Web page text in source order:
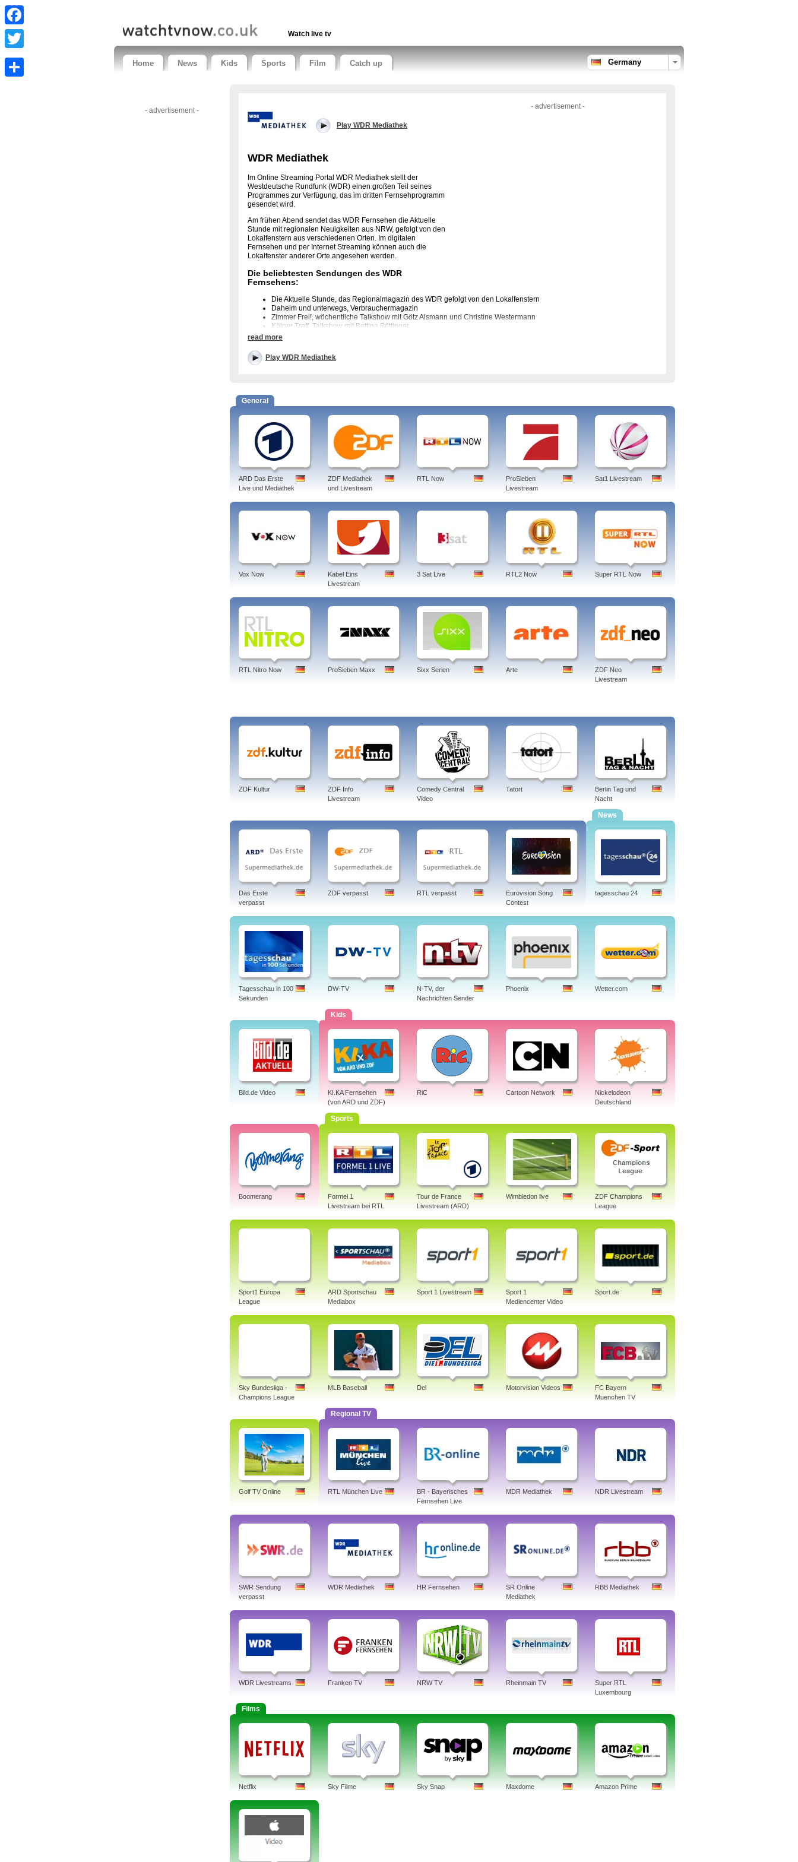
Facebook
Twitter
Watch live tv
Home News Kids Sports Film Catch up Germany
- advertisement - - advertisement -
Play WDR Mediathek
WDR Mediathek
Im Online Streaming Portal WDR Mediathek stellt der
Westdeutsche Rundfunk (WDR) einen großen Teil seines
Programmes zur Verfügung, das im dritten Fernsehprogramm
gesendet wird.
Am frühen Abend sendet das WDR Fernsehen die Aktuelle
Stunde mit regionalen Neuigkeiten aus NRW, gefolgt von den
Lokalfenstern aus verschiedenen Orten. Im digitalen
Fernsehen und per Internet Streaming können auch die
Lokalfenster anderer Orte angesehen werden.
Die beliebtesten Sendungen des WDR
Fernsehens:
Die Aktuelle Stunde, das Regionalmagazin des WDR gefolgt von den Lokalfenstern
Daheim und unterwegs, Verbrauchermagazin
Zimmer Frei!, wöchentliche Talkshow mit Götz Alsmann und Christine Westermann
Kölner Treff, Talkshow mit Bettina Böttinger
Tiere suchen ein Zuhause, Tiershow
Hier und Heute, regionale Reportagen aus NRW
Wir sind NRW, Dokumentarserie zu NRW Regionen
Das NRW Duell, Spielshow
Wunderschön, Reisesendung
Frühere Sendungen des WDR:
Die Fussbroichs, Schmidteinander, Bios Bahnhof, Rockpalast, Die Anrheiner, Die Hobbythek mit Jean Pütz
Weitere Sendungen des WDR:
Der WDR produziert zahlreiche Sendungen für die ARD, die im dritten Programm des WDR in Wiederholung gezeigt werden.
Beliebt ist auch das Ratgeber-Magazin Servicezeit mit vielen unterschiedlichen Themenschwerpunkten für Verbraucher und
Cosmo-TV, eine Sendung zum Thema Migration und Intergration.
Beliebt sind Doku-Soaps wie Die Anrheiner und die Fortsetzung Ein Fall für die Anrheiner, Die Fussbroichs und ihre türkische
WDR Fernsehen im Livestream - Regionales Fernsehen. Die aktuellen Nachrichten im Bild. Aktuelle Stunde, wdr aktuell,
Servicezeit.
Tags: wdr mediathek, lokalzeit, download, wunderschön, rebellcomedy, menschen hautnah, lokalzeit bonn, zimmer frei, tatort,
lokalzeit köln, domian
read more
Play WDR Mediathek
General
ARD Das Erste
Live und Mediathek
ZDF Mediathek
und Livestream
RTL Now
ProSieben
Livestream
Sat1 Livestream
Vox Now
Kabel Eins
Livestream
3 Sat Live RTL2 Now Super RTL Now
RTL Nitro Now ProSieben Maxx Sixx Serien Arte
ZDF Neo
Livestream
ZDF Kultur
ZDF Info
Livestream
Comedy Central
Video
Tatort
Berlin Tag und
Nacht
Das Erste
verpasst
ZDF verpasst RTL verpasst
Eurovision Song
Contest
News
tagesschau 24
Tagesschau in 100
Sekunden
DW-TV
N-TV, der
Nachrichten Sender
Phoenix Wetter.com
Bild.de Video
Kids
KI.KA Fernsehen
(von ARD und ZDF)
RiC Cartoon Network
Nickelodeon
Deutschland
Boomerang
Sports
Formel 1
Livestream bei RTL
Tour de France
Livestream (ARD)
Wimbledon live
ZDF Champions
League
Sport1 Europa
League
ARD Sportschau
Mediabox
Sport 1 Livestream
Sport 1
Mediencenter Video
Sport.de
Sky Bundesliga -
Champions League
MLB Baseball Del Motorvision Videos
FC Bayern
Muenchen TV
Golf TV Online
Regional TV
RTL München Live
BR - Bayerisches
Fernsehen Live
MDR Mediathek NDR Livestream
SWR Sendung
verpasst
WDR Mediathek HR Fernsehen
SR Online
Mediathek
RBB Mediathek
WDR Livestreams Franken TV NRW TV Rheinmain TV
Super RTL
Luxembourg
Films
Netflix Sky Filme Sky Snap Maxdome Amazon Prime